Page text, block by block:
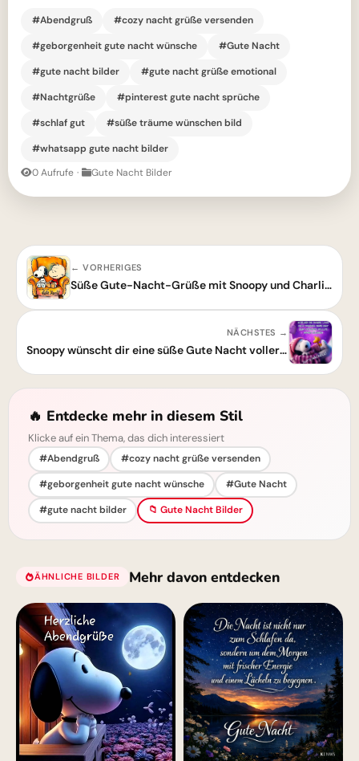
#Abendgruß
#cozy nacht grüße versenden
#geborgenheit gute nacht wünsche
#Gute Nacht
#gute nacht bilder
#gute nacht grüße emotional
#Nachtgrüße
#pinterest gute nacht sprüche
#schlaf gut
#süße träume wünschen bild
#whatsapp gute nacht bilder
0 Aufrufe · Gute Nacht Bilder
← VORHERIGES
Süße Gute-Nacht-Grüße mit Snoopy und Charlie Brown für entspannte Träume
NÄCHSTES →
Snoopy wünscht dir eine süße Gute Nacht voller schöner Träume
🔥 Entdecke mehr in diesem Stil
Klicke auf ein Thema, das dich interessiert
#Abendgruß
#cozy nacht grüße versenden
#geborgenheit gute nacht wünsche
#Gute Nacht
#gute nacht bilder
📁 Gute Nacht Bilder
ÄHNLICHE BILDER Mehr davon entdecken